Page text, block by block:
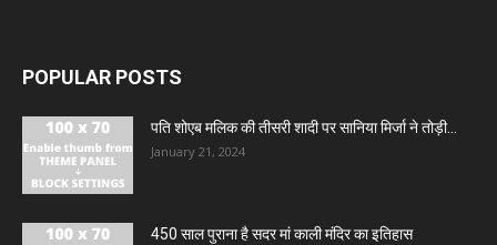
POPULAR POSTS
पति शोएब मलिक की तीसरी शादी पर सानिया मिर्जा ने तोड़ी...
January 21, 2024
450 साल पुराना है सदर मां काली मंदिर का इतिहास